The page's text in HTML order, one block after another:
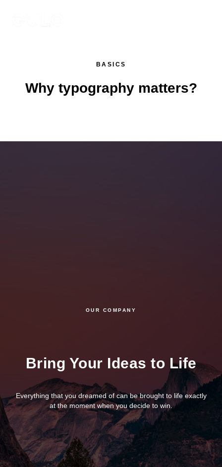
BASICS
Why typography matters?
OUR COMPANY
Bring Your Ideas to Life
Everything that you dreamed of can be brought to life exactly
at the moment when you decide to win.